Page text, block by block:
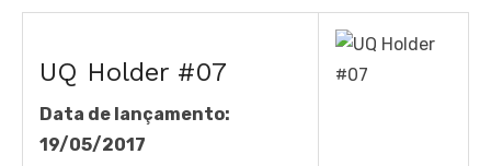
UQ Holder #07
Data de lançamento:
19/05/2017